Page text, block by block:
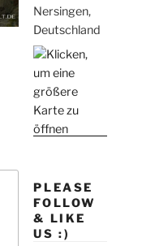
Nersingen,
Deutschland
PLEASE
FOLLOW
& LIKE
US :)